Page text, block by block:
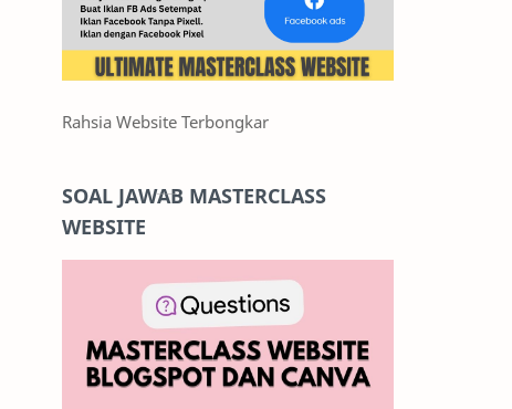
Rahsia Website Terbongkar
SOAL JAWAB MASTERCLASS
WEBSITE